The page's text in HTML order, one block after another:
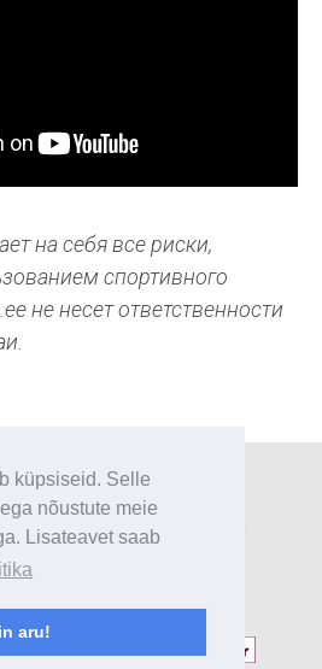
küpsiseid. Selle
nõustute meie
Lisateavet saab
aru!
на себя все риски,
спортивного
не несет ответственности
○ Контакты○
○ Условия и положения